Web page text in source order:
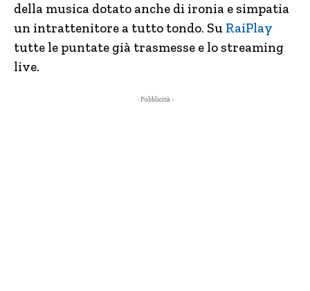
della musica dotato anche di ironia e simpatia
un intrattenitore a tutto tondo. Su RaiPlay
tutte le puntate già trasmesse e lo streaming
live.
- Pubblicità -